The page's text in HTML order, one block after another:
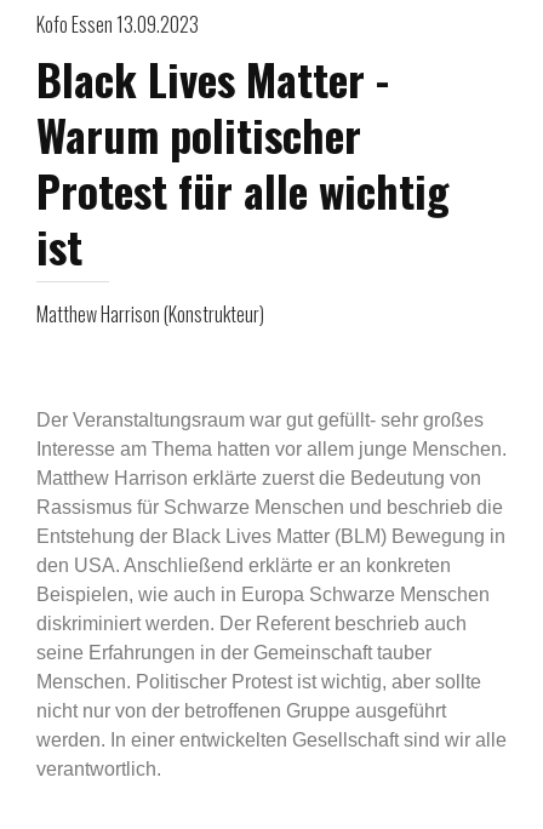
Kofo Essen 13.09.2023
Black Lives Matter -
Warum politischer
Protest für alle wichtig
ist
Matthew Harrison (Konstrukteur)
Der Veranstaltungsraum war gut gefüllt- sehr großes
Interesse am Thema hatten vor allem junge Menschen.
Matthew Harrison erklärte zuerst die Bedeutung von
Rassismus für Schwarze Menschen und beschrieb die
Entstehung der Black Lives Matter (BLM) Bewegung in
den USA. Anschließend erklärte er an konkreten
Beispielen, wie auch in Europa Schwarze Menschen
diskriminiert werden. Der Referent beschrieb auch
seine Erfahrungen in der Gemeinschaft tauber
Menschen. Politischer Protest ist wichtig, aber sollte
nicht nur von der betroffenen Gruppe ausgeführt
werden. In einer entwickelten Gesellschaft sind wir alle
verantwortlich.